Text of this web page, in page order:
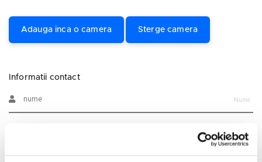
Adauga inca o camera Sterge camera
Informatii contact
Nume
Prenume